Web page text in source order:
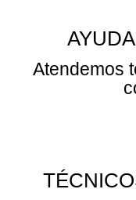
Atendemos